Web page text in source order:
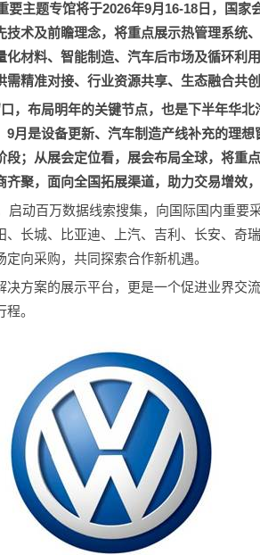
要主题专馆将于2026年9月16-18日，国家
技术及前瞻理念，将重点展示热管理系统
材料、智能制造、汽车后市场及循环利用
精准对接、行业资源共享、生态融合共创
，布局明年的关键节点，也是下半年华
月是设备更新、汽车制造产线补充的理
；从展会定位看，展会布局全球，将重
聚，面向全国拓展渠道，助力交易增效，
启动百万数据线索搜集，向国际国内重要
长城、比亚迪、上汽、吉利、长安、奇
向采购，共同探索合作新机遇。
决方案的展示平台，更是一个促进业界交
。